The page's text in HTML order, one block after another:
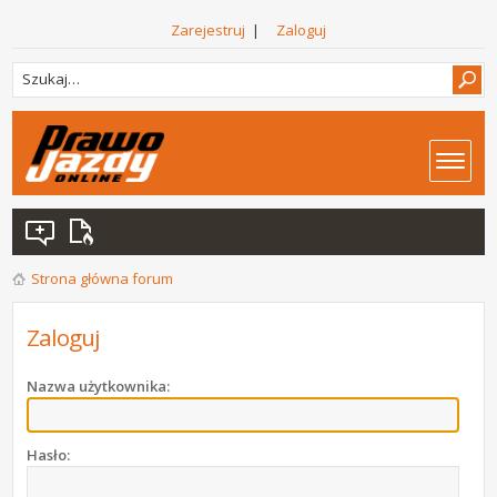
Zarejestruj | Zaloguj
Strona główna forum
Zaloguj
Nazwa użytkownika:
Hasło: